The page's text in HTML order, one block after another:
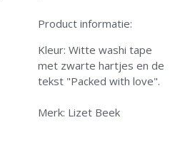
Product informatie:
Kleur: Witte washi tape
met zwarte hartjes en de
tekst "Packed with love".
Merk: Lizet Beek